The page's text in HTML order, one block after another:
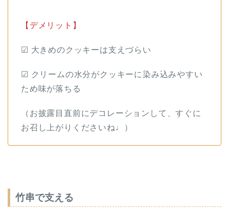
【デメリット】
☑︎ 大きめのクッキーは支えづらい
☑︎ クリームの水分がクッキーに染み込みやすい
ため味が落ちる
（お披露目直前にデコレーションして、すぐに
お召し上がりくださいね♩）
竹串で支える